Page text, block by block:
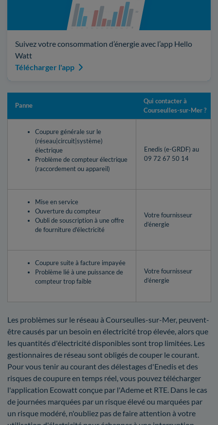
Suivez votre consommation d’énergie avec l’app Hello
Watt
Télécharger l'app
Panne
Qui contacter à
Courseulles-sur-Mer ?
Coupure générale sur le
(réseau|circuit|système)
électrique
Problème de compteur électrique
(raccordement ou appareil)
Enedis (e-GRDF) au
09 72 67 50 14
Mise en service
Ouverture du compteur
Oubli de souscription à une offre
de fourniture d'électricité
Votre fournisseur
d’énergie
Coupure suite à facture impayée
Problème lié à une puissance de
compteur trop faible
Votre fournisseur
d’énergie
Les problèmes sur le réseau à Courseulles-sur-Mer, peuvent-
être causés par un besoin en électricité trop élevée, alors que
les quantités d'électricité disponibles sont trop limitées. Les
gestionnaires de réseau sont obligés de couper le courant.
Pour vous tenir au courant des délestages d'Enedis et des
risques de coupure en temps réel, vous pouvez télécharger
l'application Ecowatt conçue par l'Ademe et RTE. Dans le cas
de journées marquées par un risque élevé ou marquées par
un risque modéré, n'oubliez pas de faire attention à votre